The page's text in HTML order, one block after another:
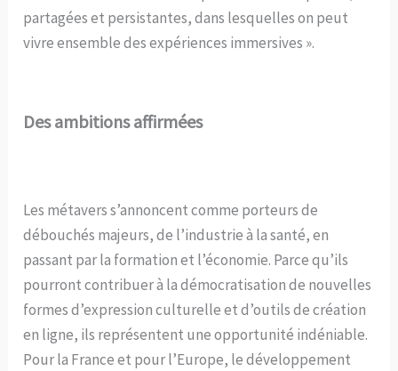
partagées et persistantes, dans lesquelles on peut
vivre ensemble des expériences immersives ».
Des ambitions affirmées
Les métavers s’annoncent comme porteurs de
débouchés majeurs, de l’industrie à la santé, en
passant par la formation et l’économie. Parce qu’ils
pourront contribuer à la démocratisation de nouvelles
formes d’expression culturelle et d’outils de création
en ligne, ils représentent une opportunité indéniable.
Pour la France et pour l’Europe, le développement